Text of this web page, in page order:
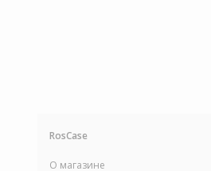
RosCase
О магазине